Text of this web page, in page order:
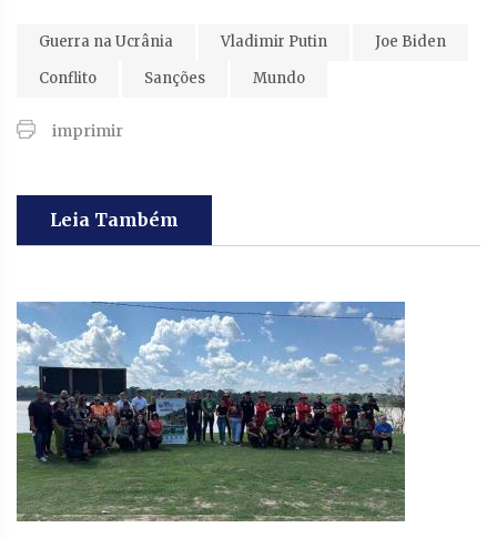
Guerra na Ucrânia Vladimir Putin
Joe Biden
Conflito
Sanções Mundo
imprimir
Leia Também